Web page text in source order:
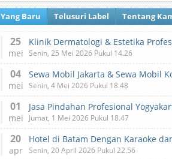
Yang Baru Telusuri Label Tentang
25
mei Senin, 25 Mei 2026 Pukul 14.26
04
mei Senin, 4 Mei 2026 Pukul 18.48
01
mei
Jasa Pindahan Profesional
Jumat, 1 Mei 2026 Pukul 18.47
20
apr
Hotel di Batam Dengan Karaoke
Senin, 20 April 2026 Pukul 22.56